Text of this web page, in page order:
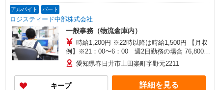
アルバイト パート
ロジスティード中部株式会社
一般事務（物流倉庫内）
時給1,200円 ※22時以降は時給1,500円 【月収
例】※21：00〜6：00 週2日勤務の場合 76,800円
＋ 夜勤手当＝時給1,200円×8時間×8日
愛知県春日井市上田楽町字野元2211
キープ 詳細を見る